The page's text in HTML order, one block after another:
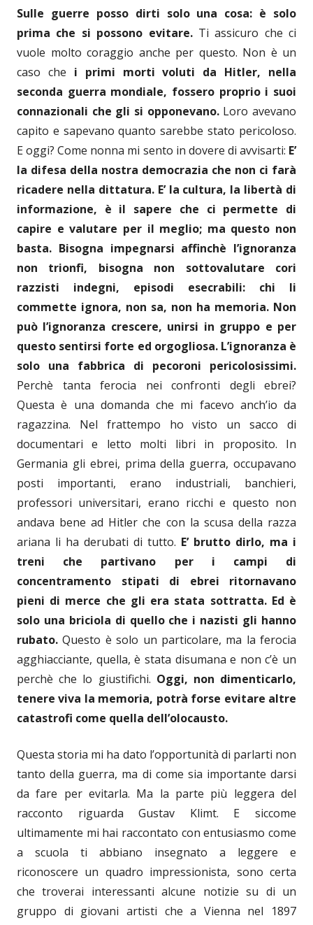
Sulle guerre posso dirti solo una cosa: è solo
prima che si possono evitare.Ti assicuro che ci
vuole molto coraggio anche per questo. Non è un
caso che i primi morti voluti da Hitler, nella
seconda guerra mondiale, fossero proprio i suoi
connazionali che gli si opponevano.Loro avevano
capito e sapevano quanto sarebbe stato pericoloso.
E oggi? Come nonna mi sento in dovere di avvisarti: E’
la difesa della nostra democrazia che non ci farà
ricadere nella dittatura. E’ la cultura, la libertà di
informazione, è il sapere che ci permette di
capire e valutare per il meglio; ma questo non
basta. Bisogna impegnarsi affinchè l’ignoranza
non trionfi, bisogna non sottovalutare cori
razzisti indegni, episodi esecrabili: chi li
commette ignora, non sa, non ha memoria. Non
può l’ignoranza crescere, unirsi in gruppo e per
questo sentirsi forte ed orgogliosa. L’ignoranza è
solo una fabbrica di pecoroni pericolosissimi.
Perchè tanta ferocia nei confronti degli ebrei?
Questa è una domanda che mi facevo anch’io da
ragazzina. Nel frattempo ho visto un sacco di
documentari e letto molti libri in proposito. In
Germania gli ebrei, prima della guerra, occupavano
posti importanti, erano industriali, banchieri,
professori universitari, erano ricchi e questo non
andava bene ad Hitler che con la scusa della razza
ariana li ha derubati di tutto. E’ brutto dirlo, ma i
treni che partivano per i campi di
concentramento stipati di ebrei ritornavano
pieni di merce che gli era stata sottratta. Ed è
solo una briciola di quello che i nazisti gli hanno
rubato. Questo è solo un particolare, ma la ferocia
agghiacciante, quella, è stata disumana e non c’è un
perchè che lo giustifichi. Oggi, non dimenticarlo,
tenere viva la memoria, potrà forse evitare altre
catastrofi come quella dell’olocausto.
Questa storia mi ha dato l’opportunità di parlarti non
tanto della guerra, ma di come sia importante darsi
da fare per evitarla. Ma la parte più leggera del
racconto riguarda Gustav Klimt. E siccome
ultimamente mi hai raccontato con entusiasmo come
a scuola ti abbiano insegnato a leggere e
riconoscere un quadro impressionista, sono certa
che troverai interessanti alcune notizie su di un
gruppo di giovani artisti che a Vienna nel 1897